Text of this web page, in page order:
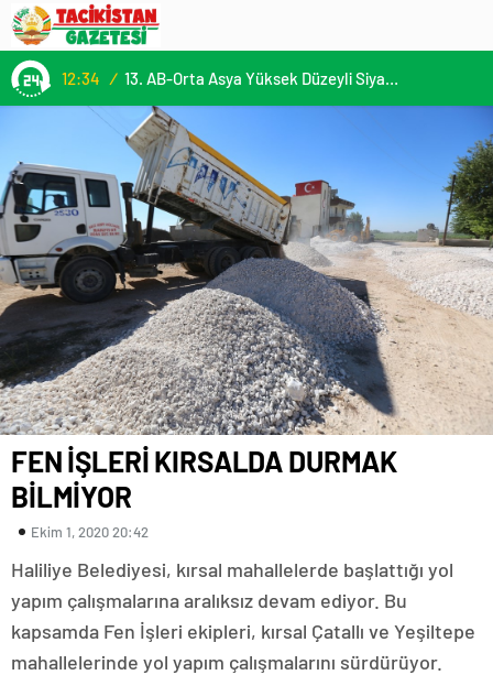
12:34 / 13. AB-Orta Asya Yüksek Düzeyli Siyasi ve Güvenlik Diyaloğuna Katılım
FEN İŞLERİ KIRSALDA DURMAK
BİLMİYOR
Ekim 1, 2020 20:42
Haliliye Belediyesi, kırsal mahallelerde başlattığı yol
yapım çalışmalarına aralıksız devam ediyor. Bu
kapsamda Fen İşleri ekipleri, kırsal Çatallı ve Yeşiltepe
mahallelerinde yol yapım çalışmalarını sürdürüyor.